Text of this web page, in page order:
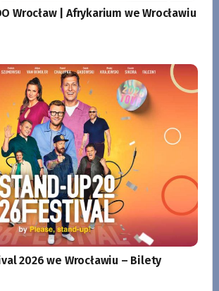
Wrocław | Afrykarium we Wrocławiu
2026 we Wrocławiu – Bilety